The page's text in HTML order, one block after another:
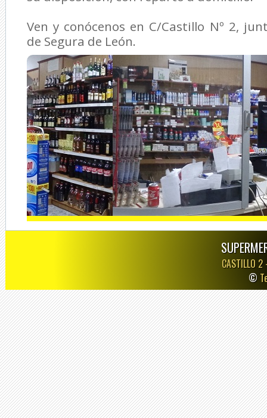
Ven y conócenos en C/Castillo Nº 2,
de Segura de León.
CASTILLO
©